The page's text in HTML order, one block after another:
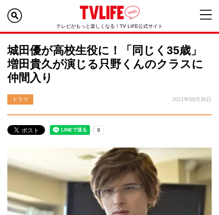
テレビがもっと楽しくなる！TV LIFE公式サイト
城田優が高校生役に！「同じく35歳」
増田貴久が演じる只野くんのクラスに
仲間入り
ドラマ 2021年09月30日